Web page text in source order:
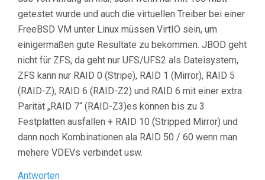
getestet wurde und auch die virtuellen Treiber bei einer
FreeBSD VM unter Linux müssen VirtIO sein, um
einigermaßen gute Resultate zu bekommen. JBOD geht
nicht für ZFS, da geht nur UFS/UFS2 als Dateisystem,
ZFS kann nur RAID 0 (Stripe), RAID 1 (Mirror), RAID 5
(RAID-Z), RAID 6 (RAID-Z2) und RAID 6 mit einer extra
Parität „RAID 7“ (RAID-Z3)es können bis zu 3
Festplatten ausfallen + RAID 10 (Stripped Mirror) und
dann noch Kombinationen ala RAID 50 / 60 wenn man
mehere VDEVs verbindet usw.
Antworten